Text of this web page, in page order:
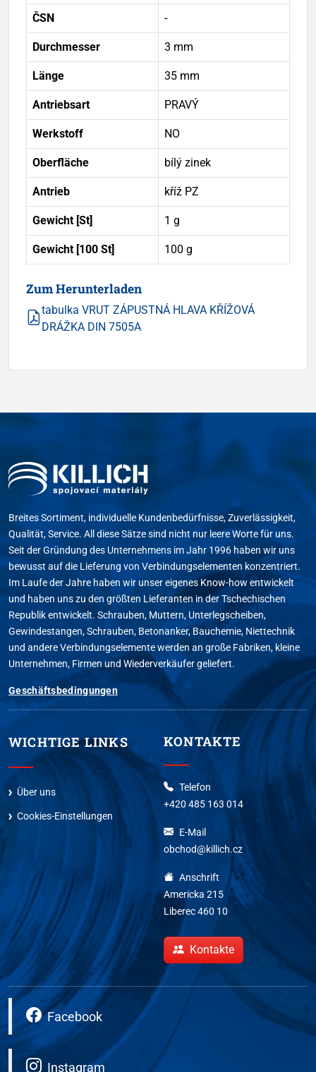
ČSN -
Durchmesser 3 mm
Länge 35 mm
Antriebsart PRAVÝ
Werkstoff NO
Oberfläche bílý zinek
Antrieb kříž PZ
Gewicht [St] 1 g
Gewicht [100 St] 100 g
Zum Herunterladen
tabulka VRUT ZÁPUSTNÁ HLAVA KŘÍŽOVÁ
DRÁŽKA DIN 7505A
Breites Sortiment, individuelle Kundenbedürfnisse, Zuverlässigkeit,
Qualität, Service. All diese Sätze sind nicht nur leere Worte für uns.
Seit der Gründung des Unternehmens im Jahr 1996 haben wir uns
bewusst auf die Lieferung von Verbindungselementen konzentriert.
Im Laufe der Jahre haben wir unser eigenes Know-how entwickelt
und haben uns zu den größten Lieferanten in der Tschechischen
Republik entwickelt. Schrauben, Muttern, Unterlegscheiben,
Gewindestangen, Schrauben, Betonanker, Bauchemie, Niettechnik
und andere Verbindungselemente werden an große Fabriken, kleine
Unternehmen, Firmen und Wiederverkäufer geliefert.
Geschäftsbedingungen
WICHTIGE LINKS
Über uns
Cookies-Einstellungen
KONTAKTE
Telefon
+420 485 163 014
E-Mail
obchod@killich.cz
Anschrift
Americka 215
Liberec 460 10
Kontakte
Facebook
Instagram